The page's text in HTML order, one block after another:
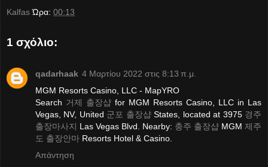
Kalfas Ώρα: 00:13
1 σχόλιο:
qadarhaak 4 Μαρτίου 2022 στις 8:13 π.μ.
MGM Resorts Casino, LLC - MapYRO
Search 거제 출장샵 for MGM Resorts Casino, LLC in Las
Vegas, NV, United 군포 출장샵States, located at 3975 경주
출장마사지 Las Vegas Blvd. Nearby: 충주 출장샵 MGM 제주
도 출장안마 Resorts Hotel & Casino.
Απάντηση